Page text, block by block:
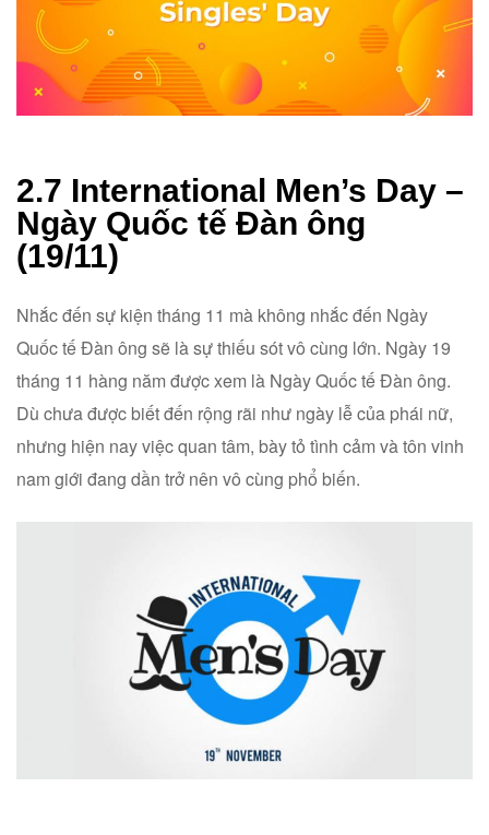
2.7 International Men’s Day –
Ngày Quốc tế Đàn ông
(19/11)
Nhắc đến sự kiện tháng 11 mà không nhắc đến Ngày
Quốc tế Đàn ông sẽ là sự thiếu sót vô cùng lớn. Ngày 19
tháng 11 hàng năm được xem là Ngày Quốc tế Đàn ông.
Dù chưa được biết đến rộng rãi như ngày lễ của phái nữ,
nhưng hiện nay việc quan tâm, bày tỏ tình cảm và tôn vinh
nam giới đang dần trở nên vô cùng phổ biến.